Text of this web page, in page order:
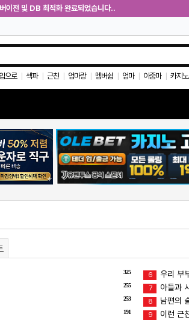
이전 및 DB 최적화 완료되었습니다..
입으로 섹파 근친 엄마랑 멤버쉽 엄마 아줌마 카지
325
255
253
191
6 우리 부
7 아들과
8 남편의
9 이런 근